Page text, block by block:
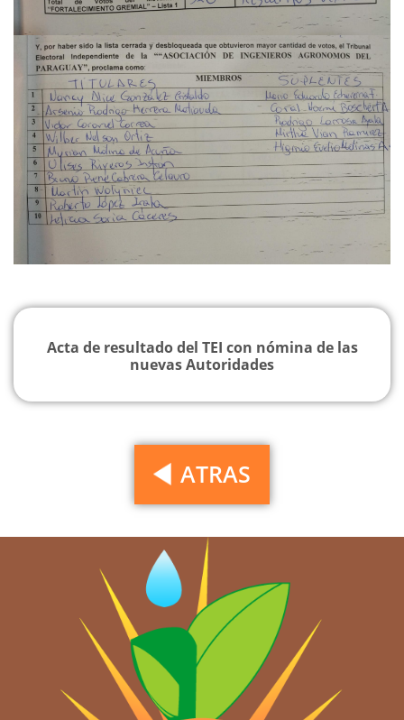
Acta de resultado del TEI con nómina de las
nuevas Autoridades
ATRAS